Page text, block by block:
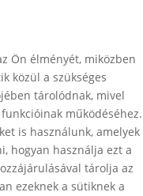
Ön élményét, miközben
közül a szükséges
tárolódnak, mivel
működéséhez.
is használunk, amelyek
hogyan használja ezt a
tárolja az
ezeknek a sütiknek a